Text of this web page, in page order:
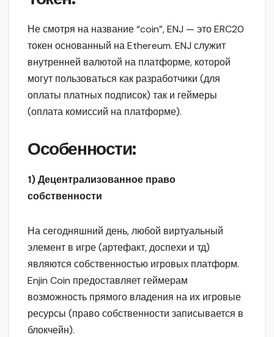
Не смотря на название “coin”, ENJ — это ERC20
токен основанный на Ethereum. ENJ служит
внутренней валютой на платформе, которой
могут пользоваться как разработчики (для
оплаты платных подписок) так и геймеры
(оплата комиссий на платформе).
Особенности:
1) Децентрализованное право
собственности
На сегодняшний день, любой виртуальный
элемент в игре (артефакт, доспехи и тд)
являются собственностью игровых платформ.
Enjin Coin предоставляет геймерам
возможность прямого владения на их игровые
ресурсы (право собственности записывается в
блокчейн).